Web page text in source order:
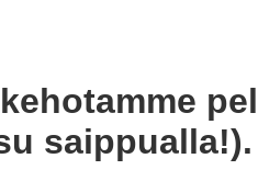
saippualla!).